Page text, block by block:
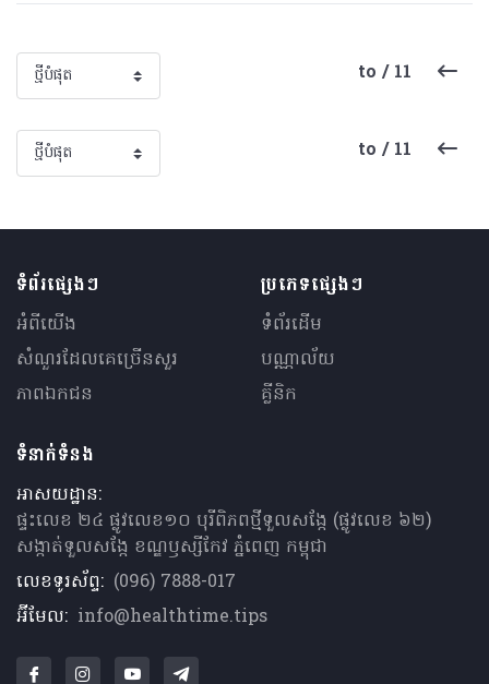
to / 11
to / 11
ទំព័រផ្សេងៗ
អំពីយើង
សំណួរ​ដែលគេ​ច្រើន​សួរ
ភាពឯកជន
ប្រភេទផ្សេងៗ
ទំព័រដើម
បណ្ណាល័យ
គ្លីនិក
ទំនាក់ទំនង
អាសយដ្ឋាន:
ផ្ទះលេខ ២៤ ផ្លូវលេខ១០ បុរីពិភពថ្មីទួលសង្កែ (ផ្លូវលេខ ៦២)
សង្កាត់ទួលសង្កែ ខណ្ឌឫស្សីកែវ ភ្នំពេញ កម្ពុជា
លេខទូរស័ព្ទ: (096) 7888-017
អ៊ីមែល: info@healthtime.tips